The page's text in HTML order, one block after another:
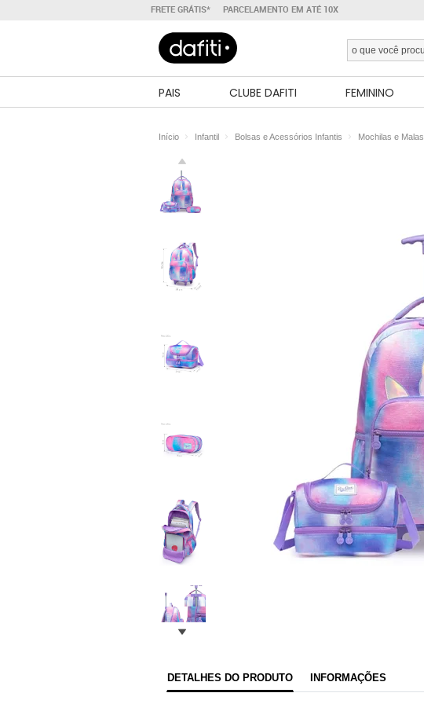
FRETE GRÁTIS* PARCELAMENTO EM ATÉ 10X
PAIS CLUBE DAFITI FEMININO
Início Infantil Bolsas e Acessórios Infantis Mochilas e Malas
DETALHES DO PRODUTO INFORMAÇÕES